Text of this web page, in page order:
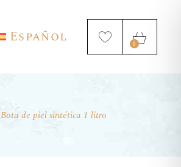
Español
English
0
Bota de piel sintética 1 litro